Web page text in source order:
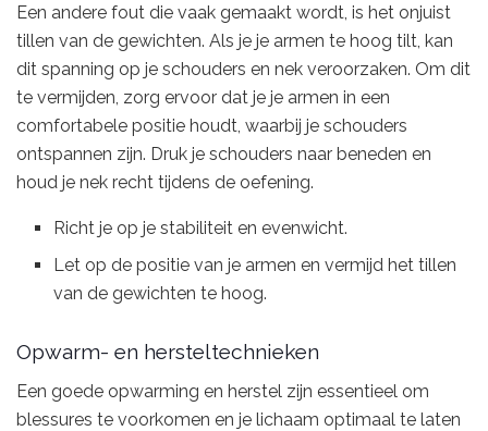
Een andere fout die vaak gemaakt wordt, is het onjuist
tillen van de gewichten. Als je je armen te hoog tilt, kan
dit spanning op je schouders en nek veroorzaken. Om dit
te vermijden, zorg ervoor dat je je armen in een
comfortabele positie houdt, waarbij je schouders
ontspannen zijn. Druk je schouders naar beneden en
houd je nek recht tijdens de oefening.
Richt je op je stabiliteit en evenwicht.
Let op de positie van je armen en vermijd het tillen
van de gewichten te hoog.
Opwarm- en hersteltechnieken
Een goede opwarming en herstel zijn essentieel om
blessures te voorkomen en je lichaam optimaal te laten